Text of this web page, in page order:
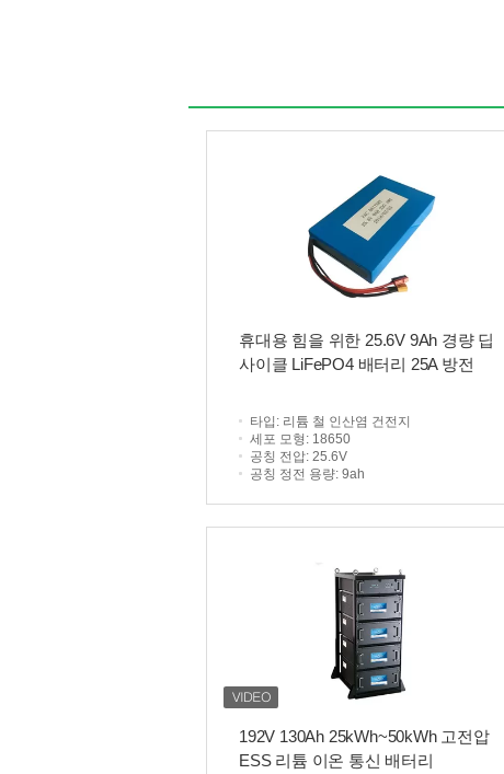
휴대용 힘을 위한 25.6V 9Ah 경량 딥
사이클 LiFePO4 배터리 25A 방전
타입 : 리튬 철 인산염 건전지
세포 모형 : 18650
공칭 전압: 25.6V
공칭 정전 용량: 9ah
192V 130Ah 25kWh~50kWh 고전압
ESS 리튬 이온 통신 배터리